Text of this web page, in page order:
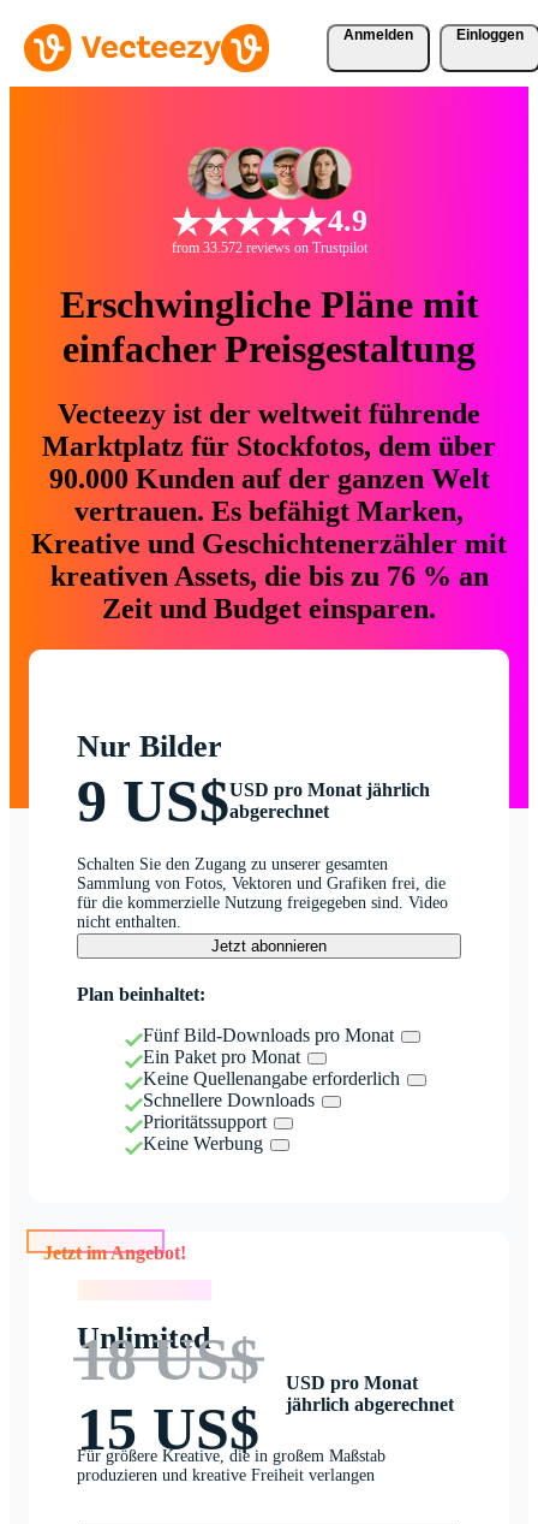
Anmelden Einloggen
4.9
from 33.572 reviews on Trustpilot
Erschwingliche Pläne mit
einfacher Preisgestaltung
Vecteezy ist der weltweit führende
Marktplatz für Stockfotos, dem über
90.000 Kunden auf der ganzen Welt
vertrauen. Es befähigt Marken,
Kreative und Geschichtenerzähler mit
kreativen Assets, die bis zu 76 % an
Zeit und Budget einsparen.
Nur Bilder
9 US$USD pro Monat jährlich
abgerechnet
Schalten Sie den Zugang zu unserer gesamten
Sammlung von Fotos, Vektoren und Grafiken frei, die
für die kommerzielle Nutzung freigegeben sind. Video
nicht enthalten.
Jetzt abonnieren
Plan beinhaltet:
Fünf Bild-Downloads pro Monat
Ein Paket pro Monat
Keine Quellenangabe erforderlich
Schnellere Downloads
Prioritätssupport
Keine Werbung
Jetzt im Angebot!
Unlimited
18 US$
15 US$
USD pro Monat
jährlich abgerechnet
Für größere Kreative, die in großem Maßstab
produzieren und kreative Freiheit verlangen